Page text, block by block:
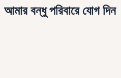
আমার বন্ধু পরিবারে যোগ দিন